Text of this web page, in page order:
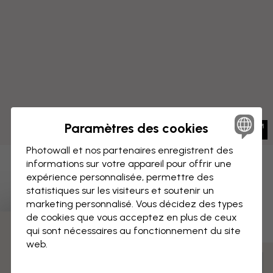
Loir 2, Violet Vert
IMPRESSION SUR TOILE Enregistrer
Paramètres des cookies
Photowall et nos partenaires enregistrent des
informations sur votre appareil pour offrir une
expérience personnalisée, permettre des
statistiques sur les visiteurs et soutenir un
marketing personnalisé. Vous décidez des types
de cookies que vous acceptez en plus de ceux
qui sont nécessaires au fonctionnement du site
web.